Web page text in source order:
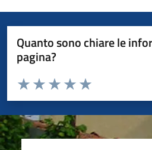
Quanto sono chiare le
pagina?
Valuta da 1 a 5 stelle la pagina
Valuta 5 stelle su
Valuta 4 stelle su 5
Valuta 3 stelle su 5
Valuta 2 stelle su 5
Valuta 1 stelle su 5